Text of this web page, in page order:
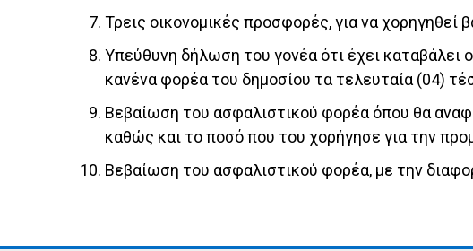
Τρεις οικονομικές προσφορές, για να χορηγηθεί
Υπεύθυνη δήλωση του γονέα ότι έχει καταβάλει
κανένα φορέα του δημοσίου τα τελευταία (04)
Βεβαίωση του ασφαλιστικού φορέα όπου θα
καθώς και το ποσό που του χορήγησε για την
Βεβαίωση του ασφαλιστικού φορέα, με την